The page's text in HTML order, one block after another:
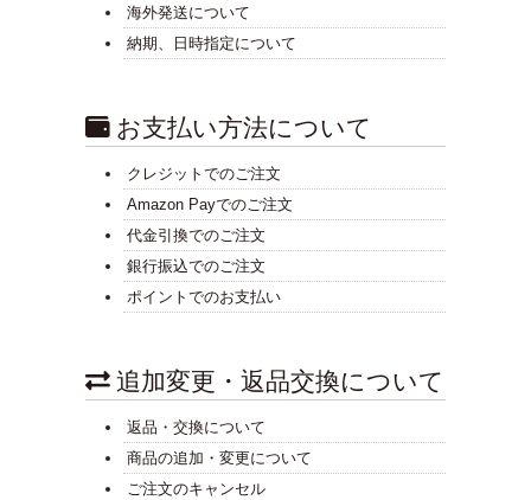
海外発送について
納期、日時指定について
お支払い方法について
クレジットでのご注文
Amazon Payでのご注文
代金引換でのご注文
銀行振込でのご注文
ポイントでのお支払い
追加変更・返品交換について
返品・交換について
商品の追加・変更について
ご注文のキャンセル